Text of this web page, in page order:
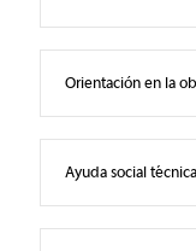
Orientación en la
Ayuda social